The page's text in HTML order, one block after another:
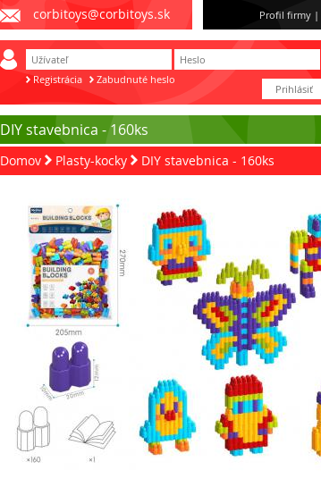
corbitoys@corbitoys.sk Profil firmy |
Registrácia Zabudnuté heslo
DIY stavebnica - 160ks
Domov Plasty-kocky DIY stavebnica - 160ks